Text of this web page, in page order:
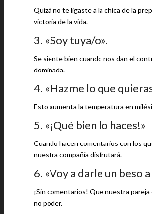
Quizá no te ligaste a la chica de la
victoria de la vida.
3. «Soy tuya/o».
Se siente bien cuando nos dan el
dominada.
4. «Hazme lo que
Esto aumenta la temperatura en
5. «¡Qué bien lo haces!»
Cuando hacen comentarios con los
nuestra compañía disfrutará.
6. «Voy a darle un beso
¡Sin comentarios! Que nuestra
no poder.